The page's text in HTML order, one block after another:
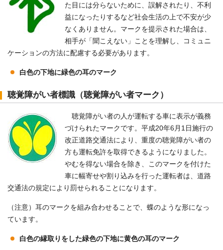
た目には分らないために、誤解されたり、不利
益になったりするなど社会生活の上で不安が少
なくありません。マークを提示された場合は、
相手が「聞こえない」ことを理解し、コミュニ
ケーションの方法に配慮する必要があります。
白色の下地に緑色の耳のマーク
聴覚障がい者標識（聴覚障がい者マーク）
聴覚障がい者の人が運転する車に表示が義務
づけられたマークです。平成20年6月1日施行の
改正道路交通法により、重度の聴覚障がい者の
方も運転免許を取得できるようになりました。
やむを得ない場合を除き、このマークを付けた
車に幅寄せや割り込みを行った運転者は、道路
交通法の規定により罰せられることになります。
（注意）耳のマークを組み合わせることで、蝶のような形になっ
ています。
白色の縁取りをした緑色の下地に黄色の耳のマーク